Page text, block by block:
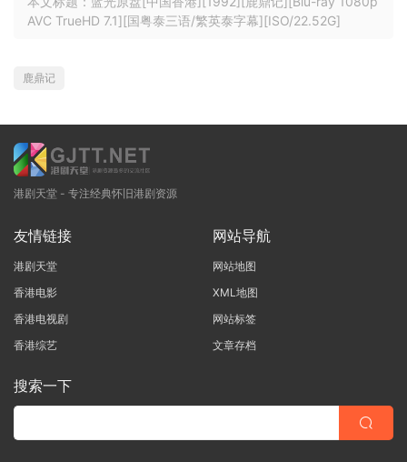
AVC TrueHD 7.1][国粤泰三语/繁英泰字幕][ISO/22.52G]
鹿鼎记
港剧天堂 - 专注经典怀旧港剧资源
友情链接
港剧天堂
香港电影
香港电视剧
香港综艺
网站导航
网站地图
XML地图
网站标签
文章存档
搜索一下